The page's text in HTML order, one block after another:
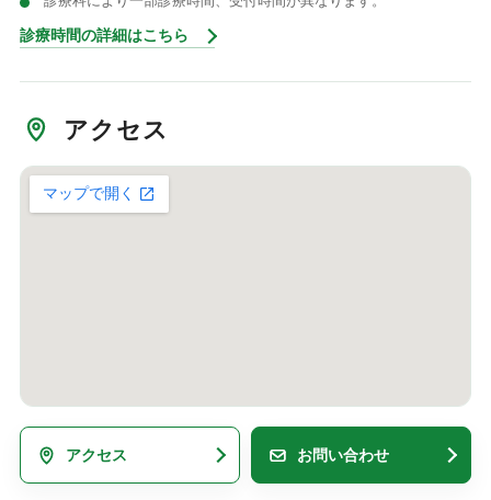
診療時間の詳細はこちら
アクセス
アクセス お問い合わせ